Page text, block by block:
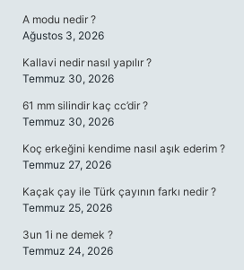
A modu nedir ?
Ağustos 3, 2026
Kallavi nedir nasıl yapılır ?
Temmuz 30, 2026
61 mm silindir kaç cc’dir ?
Temmuz 30, 2026
Koç erkeğini kendime nasıl aşık ederim ?
Temmuz 27, 2026
Kaçak çay ile Türk çayının farkı nedir ?
Temmuz 25, 2026
3un 1i ne demek ?
Temmuz 24, 2026